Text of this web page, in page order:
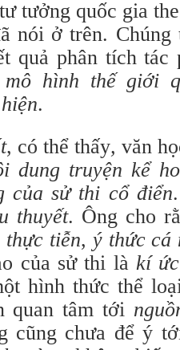
tưởng quốc gia
nói ở trên. Chúng
quả phân tích
mô hình thế giới
.
, có thể thấy, văn
dung truyện kể
của sử thi cổ điển
thuyết. Ông cho
thực tiễn, ý thức cá
của sử thi làkí
hình thức thể
quan tâm tới
cũng chưa để ý